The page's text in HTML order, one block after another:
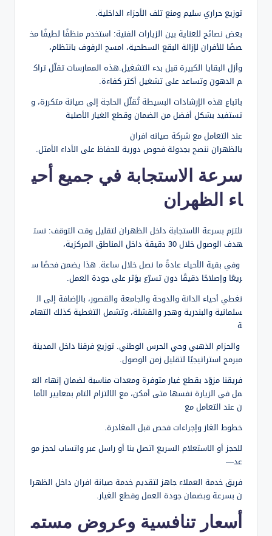
توزيع حراري سليم ومنع تلف الأجزاء الداخلية.
بعض نصائح للعناية بين الزيارات الفنية: استخدم منظفًا لطيفًا مخ
صصًا للأفران لإزالة البقع السطحية، امسح الرفوف بانتظام،
وأزل البقايا الكبيرة قبل بدء التشغيل.هذه الممارسات تقلّل تراك
م الدهون وتساعد على تشغيل أكثر كفاءة.
باتباع هذه الإرشادات البسيطة تُقلّل الحاجة إلى صيانة متكررة، و
تستفيد بشكل أفضل من الضمان وقطع الغيار الأصلية
عند التعامل مع شركة صيانه افران
بالظهران ننصح بجدولة فحوص دورية للحفاظ على الأداء الأمثل.
سرعة الاستجابة في جميع أحي
اء الظهران
نلتزم بسرعة الاستجابة داخل الظهران لتقليل وقت التوقف: نست
هدف الوصول خلال 30 دقيقة داخل المناطق المركزية،
وفي بقية الأحياء عادةً ما نصل خلال ساعة. هذا يضمن فحصًا س
ريعًا وإصلاحًا دقيقًا دون تسرّع يؤثر على جودة العمل.
نغطي أحياء الدانة والدوحة والجامعة والقصور، بالإضافة إلى ال
سلمانية والبندرية وهجر والقشلة، وتشمل التغطية كذلك التهام
ة
والحزام الذهبي وحي الحرس الوطني. توزيع فرقنا داخل المدينة
مبرمج استراتيجيًا لتقليل زمن الوصول.
فريقنا مزوّد بقطع غيار متوفرة ومعدات مناسبة لضمان إنهاء الع
مل في الزيارة نفسها متى أمكن، مع الالتزام التام بمعايير الأما
ن عند التعامل مع
خطوط الغاز وإجراءات فحص قبل المغادرة.
للحجز أو الاستعلام السريع اتصل بنا أو راسل عبر واتساب لحجز مو
عد—
فريق خدمة العملاء جاهز لتقديم خدمة صيانة افران داخل الظهرا
ن بسرعة وبضمان جودة العمل وقطع الغيار.
أسعار تنافسية وعروض مستم